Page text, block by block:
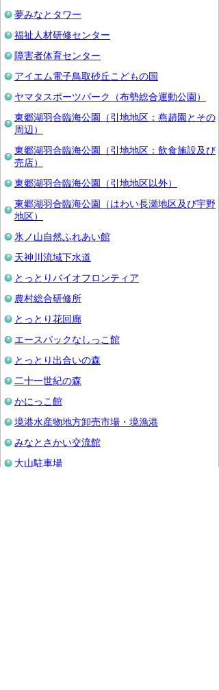
夢みなとタワー
福祉人材研修センター
障害者体育センター
アイエム電子鳥取砂丘こどもの国
ヤマタスポーツパーク（布勢総合運動公園）
東郷湖羽合臨海公園（引地地区：燕趙園とその
周辺）
東郷湖羽合臨海公園（引地地区：飲食施設及び
売店）
東郷湖羽合臨海公園（引地地区以外）
東郷湖羽合臨海公園（はわい長瀬地区及び宇野
地区）
氷ノ山自然ふれあい館
天神川流域下水道
とっとりバイオフロンティア
農村総合研修所
とっとり花回廊
エースパックなしっこ館
とっとり出合いの森
二十一世紀の森
かにっこ館
境港水産物地方卸売市場・境漁港
みなとさかい交流館
大山駐車場